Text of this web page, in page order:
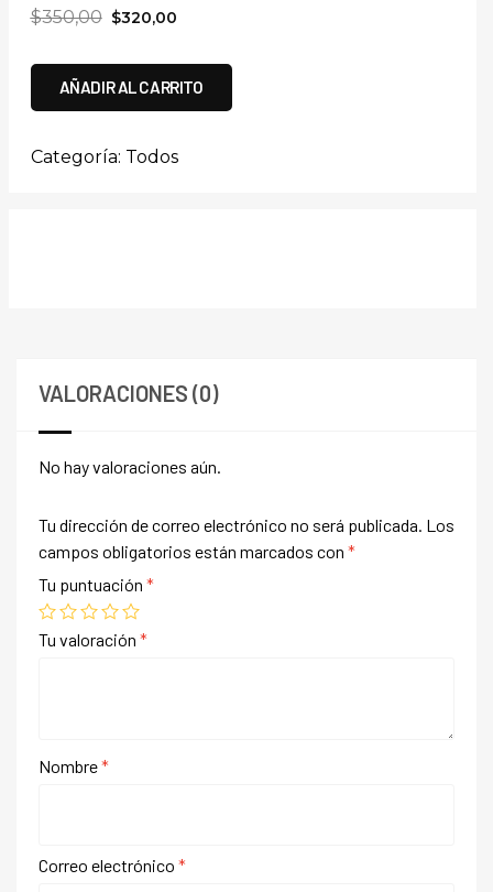
$350,00 $320,00
AÑADIR AL CARRITO
Categoría: Todos
VALORACIONES (0)
No hay valoraciones aún.
Tu dirección de correo electrónico no será publicada. Los
campos obligatorios están marcados con *
Tu puntuación *
Tu valoración *
Nombre*
Correo electrónico *